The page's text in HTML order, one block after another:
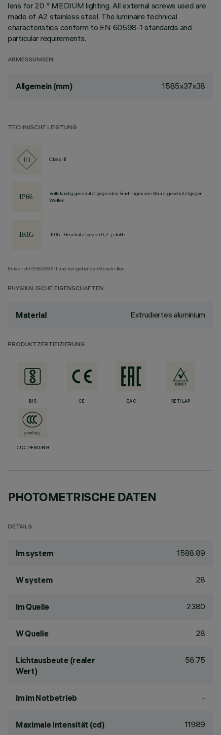
lens for 20 ° MEDIUM lighting. All external screws used are
made of A2 stainless steel. The luminaire technical
characteristics conform to EN 60598-1 standards and
particular requirements.
ABMESSUNGEN
Allgemein (mm) 1585x37x38
TECHNISCHE LEISTUNG
Class III
Vollständig geschützt gegen das Eindringen von Staub, geschützt gegen
Wellen.
IK05 - Geschützt gegen 0,7-j-stöße
Entspricht EN60598-1 und den geltenden Vorschriften.
PHYSIKALISCHE EIGENSCHAFTEN
Material Extrudiertes aluminium
PRODUKTZERTIFIZIERUNG
BIS CE EAC RETILAP
CCC PENDING
PHOTOMETRISCHE DATEN
DETAILS
lm system 1588.89
W system 28
lm Quelle 2380
W Quelle 28
Lichtausbeute (realer
Wert)
56.75
lm im Notbetrieb -
Maximale Intensität (cd) 11989